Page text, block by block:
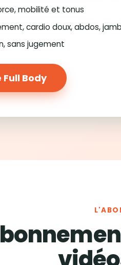
mobilité et tonus
cardio doux, abdos,
sans jugement
Body